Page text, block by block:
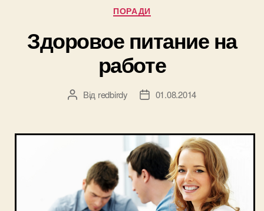
Категорії
ПОРАДИ
Здоровое питание на
работе
Автор
Від redbirdy
Дата01.08.2014